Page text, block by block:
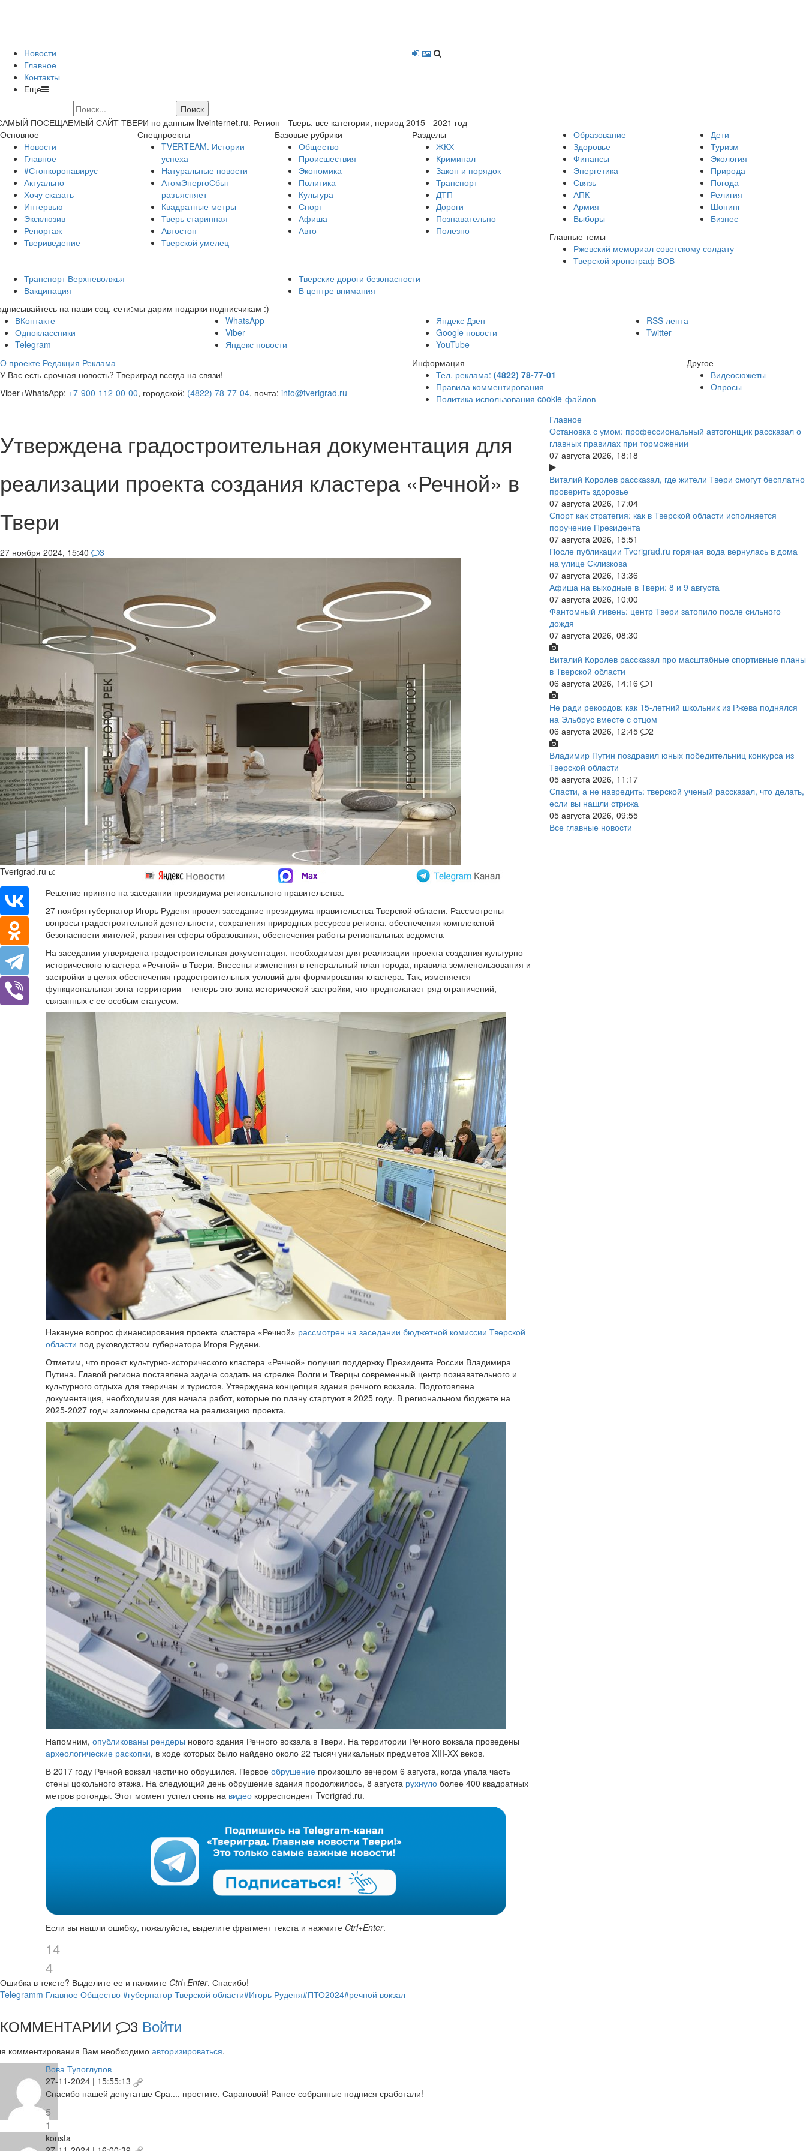
Новости
Главное
Контакты
Еще
ПОСЕЩАЕМЫЙ САЙТ ТВЕРИ по данным liveinternet.ru. Регион - Тверь, все категории, период 2015 - 2021 год
Основное
Новости
Главное
#Стопкоронавирус
Актуально
Хочу сказать
Интервью
Эксклюзив
Репортаж
Твериведение
Спецпроекты
TVERTEAM. Истории
успеха
Натуральные новости
АтомЭнергоСбыт
разъясняет
Квадратные метры
Тверь старинная
Автостоп
Тверской умелец
Базовые рубрики
Общество
Происшествия
Экономика
Политика
Культура
Спорт
Афиша
Авто
Разделы
ЖКХ
Криминал
Закон и порядок
Транспорт
ДТП
Дороги
Познавательно
Полезно
Образование
Здоровье
Финансы
Энергетика
Связь
АПК
Армия
Выборы
Дети
Туризм
Экология
Природа
Погода
Религия
Шопинг
Бизнес
Главные темы
Ржевский мемориал советскому солдату
Тверской хронограф ВОВ
Транспорт Верхневолжья
Вакцинация
Тверские дороги безопасности
В центре внимания
на наши соц. сети:мы дарим подарки подписчикам :)
ВКонтакте
Одноклассники
Telegram
WhatsApp
Viber
Яндекс новости
Яндекс Дзен
Google новости
YouTube
RSS лента
Twitter
О проекте Редакция Реклама
У Вас есть срочная новость? Твериград всегда на связи!
Viber+WhatsApp: +7-900-112-00-00, городской: (4822) 78-77-04, почта: info@tverigrad.ru
Информация
Тел. реклама: (4822) 78-77-01
Правила комментирования
Политика использования cookie-файлов
Другое
Видеосюжеты
Опросы
Утверждена градостроительная документация для
реализации проекта создания кластера «Речной» в
Твери
27 ноября 2024, 15:40 3
Tverigrad.ru в:
Решение принято на заседании президиума регионального правительства.
27 ноября губернатор Игорь Руденя провел заседание президиума правительства Тверской области. Рассмотрены
вопросы градостроительной деятельности, сохранения природных ресурсов региона, обеспечения комплексной
безопасности жителей, развития сферы образования, обеспечения работы региональных ведомств.
На заседании утверждена градостроительная документация, необходимая для реализации проекта создания культурно-
исторического кластера «Речной» в Твери. Внесены изменения в генеральный план города, правила землепользования и
застройки в целях обеспечения градостроительных условий для формирования кластера. Так, изменяется
функциональная зона территории – теперь это зона исторической застройки, что предполагает ряд ограничений,
связанных с ее особым статусом.
Накануне вопрос финансирования проекта кластера «Речной» рассмотрен на заседании бюджетной комиссии Тверской
области под руководством губернатора Игоря Рудени.
Отметим, что проект культурно-исторического кластера «Речной» получил поддержку Президента России Владимира
Путина. Главой региона поставлена задача создать на стрелке Волги и Тверцы современный центр познавательного и
культурного отдыха для тверичан и туристов. Утверждена концепция здания речного вокзала. Подготовлена
документация, необходимая для начала работ, которые по плану стартуют в 2025 году. В региональном бюджете на
2025-2027 годы заложены средства на реализацию проекта.
Напомним,опубликованы рендеры нового здания Речного вокзала в Твери. На территории Речного вокзала проведены
археологические раскопки, в ходе которых было найдено около 22 тысяч уникальных предметов XIII-XX веков.
В 2017 году Речной вокзал частично обрушился. Первоеобрушение произошло вечером 6 августа, когда упала часть
стены цокольного этажа. На следующий день обрушение здания продолжилось, 8 августа рухнуло более 400 квадратных
метров ротонды. Этот момент успел снять на видео корреспондент Tverigrad.ru.
Если вы нашли ошибку, пожалуйста, выделите фрагмент текста и нажмите Ctrl+Enter.
14
4
Ошибка в тексте? Выделите ее и нажмите Ctrl+Enter. Спасибо!
Telegramm Главное Общество #губернатор Тверской области#Игорь Руденя#ПТО2024#речной вокзал
КОММЕНТАРИИ 3 Войти
комментирования Вам необходимо авторизироваться.
Вова Тупоглупов
27-11-2024 | 15:55:13
Спасибо нашей депутатше Сра..., простите, Сарановой! Ранее собранные подпися сработали!
5
1
konsta
Главное
Остановка с умом: профессиональный автогонщик рассказал о
главных правилах при торможении
07 августа 2026, 18:18
Виталий Королев рассказал, где жители Твери смогут бесплатно
проверить здоровье
07 августа 2026, 17:04
Спорт как стратегия: как в Тверской области исполняется
поручение Президента
07 августа 2026, 15:51
После публикации Tverigrad.ru горячая вода вернулась в дома
на улице Склизкова
07 августа 2026, 13:36
Афиша на выходные в Твери: 8 и 9 августа
07 августа 2026, 10:00
Фантомный ливень: центр Твери затопило после сильного
дождя
07 августа 2026, 08:30
Виталий Королев рассказал про масштабные спортивные планы
в Тверской области
06 августа 2026, 14:16
1
Не ради рекордов: как 15-летний школьник из Ржева поднялся
на Эльбрус вместе с отцом
06 августа 2026, 12:45
2
Владимир Путин поздравил юных победительниц конкурса из
Тверской области
05 августа 2026, 11:17
Спасти, а не навредить: тверской ученый рассказал, что делать,
если вы нашли стрижа
05 августа 2026, 09:55
Все главные новости